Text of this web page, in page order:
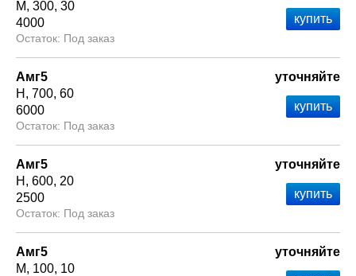
М 300 30
4000
Под заказ
Амг5
Н
700 60
6000
Под заказ
уточняйте
Амг5
Н
600 20
2500
Под заказ
уточняйте
Амг5
М
100 10
уточняйте